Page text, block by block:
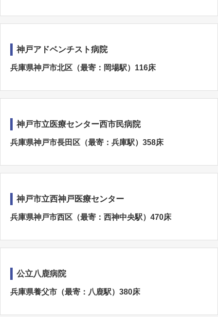
神戸アドベンチスト病院
兵庫県神戸市北区（最寄：岡場駅）116床
神戸市立医療センター西市民病院
兵庫県神戸市長田区（最寄：兵庫駅）358床
神戸市立西神戸医療センター
兵庫県神戸市西区（最寄：西神中央駅）470床
公立八鹿病院
兵庫県養父市（最寄：八鹿駅）380床